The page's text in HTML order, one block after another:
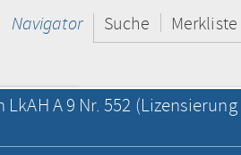
Navigator Suche Merkliste
A 9 Nr. 552